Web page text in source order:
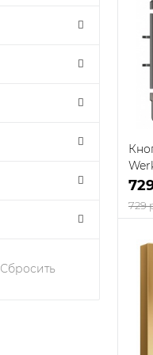
Сбросить
клик
729